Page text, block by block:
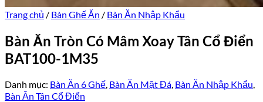
Trang chủ / Bàn Ghế Ăn / Bàn Ăn Nhập Khẩu
Bàn Ăn Tròn Có Mâm Xoay Tân Cổ Điển
BAT100-1M35
Danh mục: Bàn Ăn 6 Ghế, Bàn Ăn Mặt Đá, Bàn Ăn Nhập Khẩu,
Bàn Ăn Tân Cổ Điển